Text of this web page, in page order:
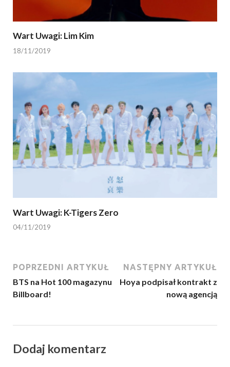
Wart Uwagi: Lim Kim
18/11/2019
Wart Uwagi: K-Tigers Zero
04/11/2019
POPRZEDNI ARTYKUŁ
BTS na Hot 100 magazynu
Billboard!
NASTĘPNY ARTYKUŁ
Hoya podpisał kontrakt z
nową agencją
Dodaj komentarz